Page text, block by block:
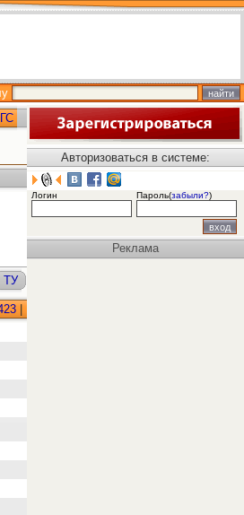
ТУ
Авторизоваться в системе:
Логин Пароль(забыли?)
Реклама